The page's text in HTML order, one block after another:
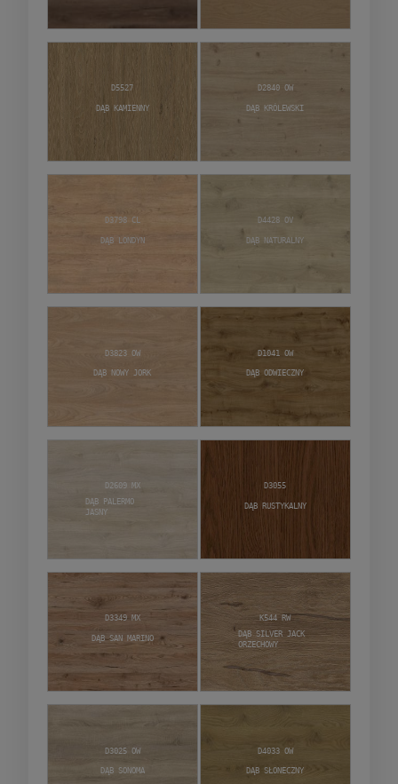
Dąb Kamienny
D5527
Dąb Królewski
D2840 OW
Dąb Londyn
D3798 CL
Dąb Naturalny
D4428 OV
Dąb Nowy Jork
D3823 OW
Dąb Odwieczny
D1041 OW
Dąb Palermo
jasny
D2609 MX
Dąb Rustykalny
D3055
Dąb San Marino
D3349 MX
Dąb Silver Jack
Orzechowy
K544 RW
Dąb Sonoma
D3025 OW
Dąb Słoneczny
D4033 OW